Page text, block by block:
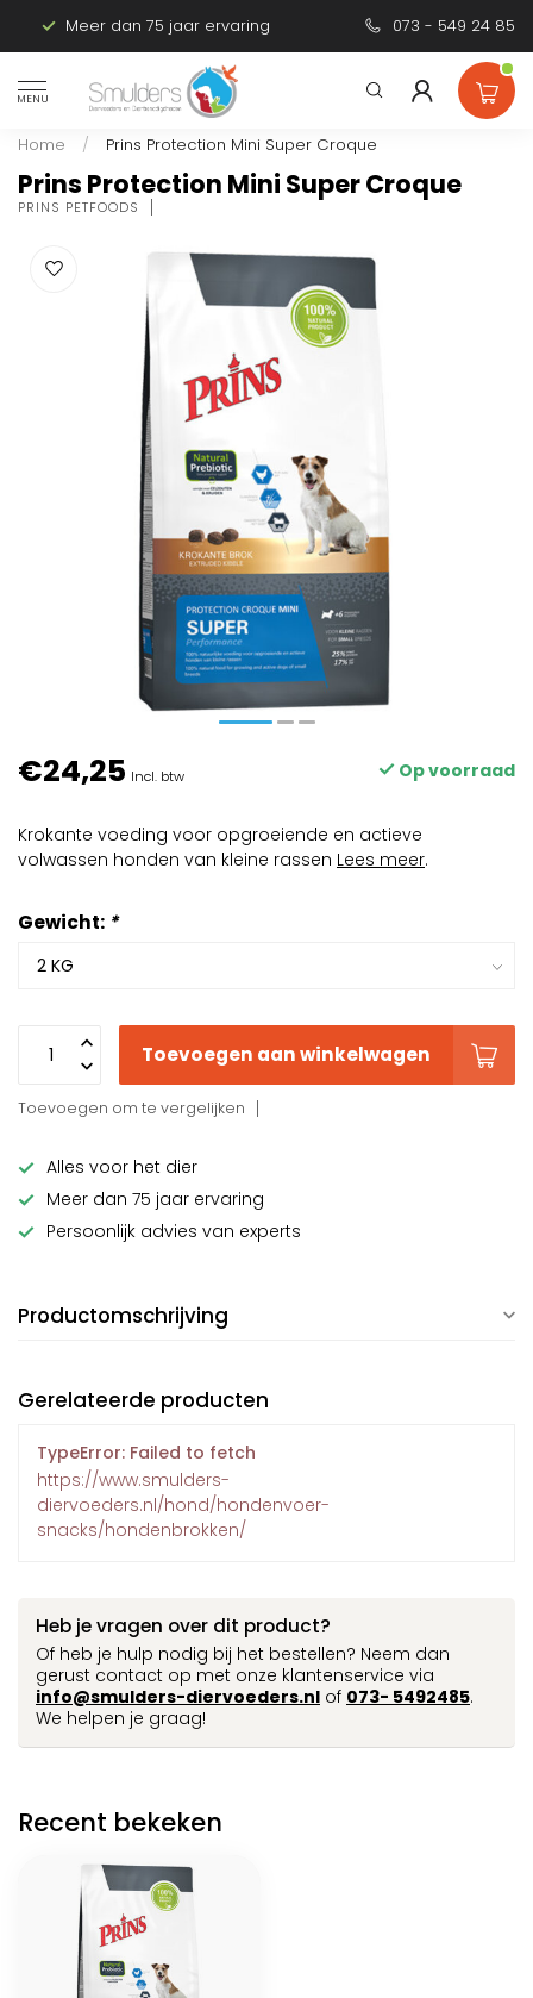
Meer dan 75 jaar ervaring Persoonlijk
073 - 549 24 85
MENU
Home / Prins Protection Mini Super Croque
Prins Protection Mini Super Croque
PRINS PETFOODS
€24,25 Incl. btw Op voorraad
Krokante voeding voor opgroeiende en actieve
volwassen honden van kleine rassen Lees meer.
Gewicht: *
Toevoegen aan winkelwagen
Toevoegen om te vergelijken
Alles voor het dier
Meer dan 75 jaar ervaring
Persoonlijk advies van experts
Productomschrijving
Gerelateerde producten
TypeError: Failed to fetch
https://www.smulders-
diervoeders.nl/hond/hondenvoer-
snacks/hondenbrokken/
Heb je vragen over dit product?
Of heb je hulp nodig bij het bestellen? Neem dan
gerust contact op met onze klantenservice via
info@smulders-diervoeders.nl of 073- 5492485.
We helpen je graag!
Recent bekeken